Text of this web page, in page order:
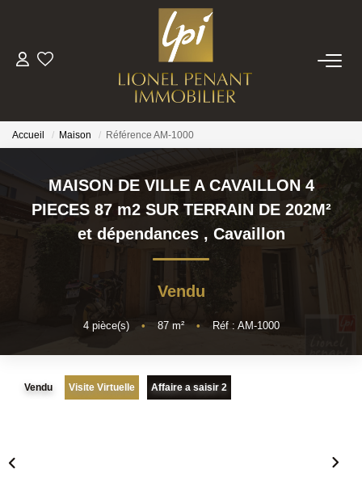
VENTES
PRESTIGE
BIENS VENDUS
ESTIMATION
CONTACT
Accueil Maison Référence AM-1000
MAISON DE VILLE A CAVAILLON 4
PIECES 87 m2 SUR TERRAIN DE 202M²
et dépendances , Cavaillon
Vendu
4pièce(s) • 87m² • Réf : AM-1000
Vendu Visite Virtuelle Affaire a saisir 2